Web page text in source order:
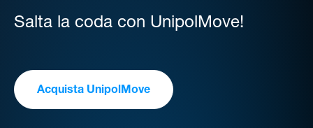
Salta la coda con UnipolMove!
Acquista UnipolMove